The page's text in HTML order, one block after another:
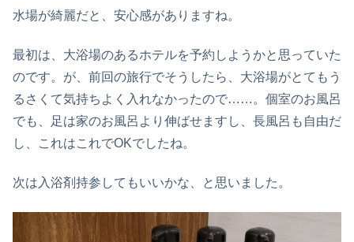
水場が綺麗だと、安心感がありますね。
最初は、大浴場のあるホテルを予約しようかと思っていた
のです。が、前回の旅行でそうしたら、大浴場がとてもう
るさくて気持ちよく入れなかったので……。個室のお風呂
でも、足は家のお風呂より伸ばせますし、長風呂も自由だ
し、これはこれでOKでしたね。
次は入浴剤持参してもいいかな、と思いました。